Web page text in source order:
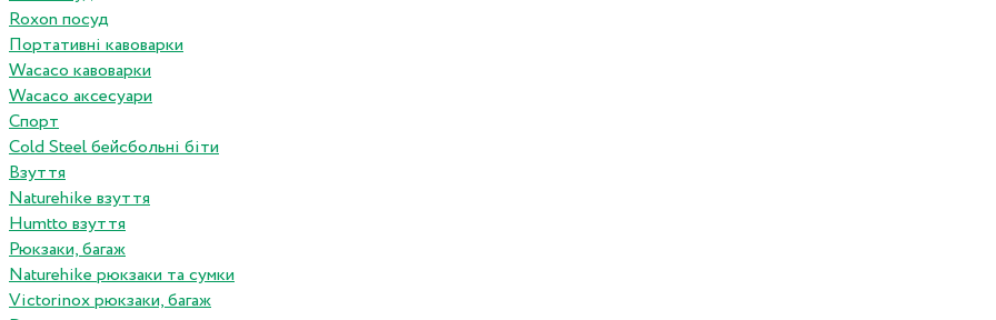
Roxon посуд
Портативні кавоварки
Wacaco кавоварки
Wacaco аксесуари
Спорт
Cold Steel бейсбольні біти
Взуття
Naturehike взуття
Humtto взуття
Рюкзаки, багаж
Naturehike рюкзаки та сумки
Victorinox рюкзаки, багаж